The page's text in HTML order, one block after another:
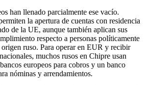
han llenado parcialmente ese vacío.
la apertura de cuentas con residencia
de la UE, aunque también aplican sus
respecto a personas políticamente
ruso. Para operar en EUR y recibir
muchos rusos en Chipre usan
europeos para cobros y un banco
nóminas y arrendamientos.